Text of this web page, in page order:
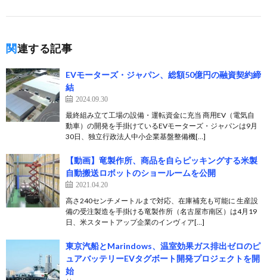
関連する記事
EVモーターズ・ジャパン、総額50億円の融資契約締
結
2024.09.30
最終組み立て工場の設備・運転資金に充当 商用EV（電気自
動車）の開発を手掛けているEVモーターズ・ジャパンは9月
30日、独立行政法人中小企業基盤整備機[…]
【動画】竜製作所、商品を自らピッキングする米製
自動搬送ロボットのショールームを公開
2021.04.20
高さ240センチメートルまで対応、在庫補充も可能に 生産設
備の受注製造を手掛ける竜製作所（名古屋市南区）は4月19
日、米スタートアップ企業のインヴィア[…]
東京汽船とMarindows、温室効果ガス排出ゼロのピ
ュアバッテリーEVタグボート開発プロジェクトを開
始